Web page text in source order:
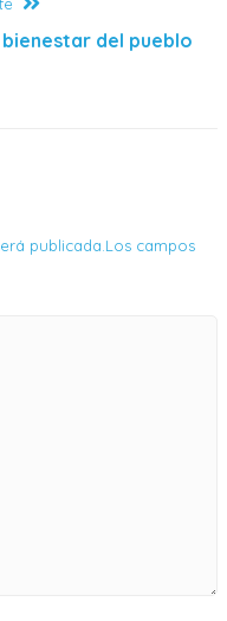
del pueblo
publicada.Los campos